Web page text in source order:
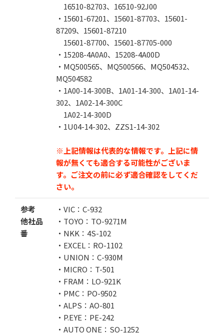
お気に入りに追加
16510-82703、16510-92J00
・15601-67201、15601-87703、15601-
87209、15601-87210
15601-87700、15601-87705-000
・15208-4A0A0、15208-4A00D
・MQ500565、MQ500566、MQ504532、
MQ504582
・1A00-14-300B、1A01-14-300、1A01-14-
302、1A02-14-300C
1A02-14-300D
・1U04-14-302、ZZS1-14-302
※上記情報は代表的な情報です。上記に情
報が無くても適合する可能性がございま
す。 ご注文の前に必ず適合確認をしてくだ
さい。
参考
他社品
番
・VIC：C-932
・TOYO：TO-9271M
・NKK：4S-102
・EXCEL：RO-1102
・UNION：C-930M
・MICRO：T-501
・FRAM：LO-921K
・PMC：PO-9502
・ALPS：AO-801
・P.EYE：PE-242
・AUTO ONE：SO-1252